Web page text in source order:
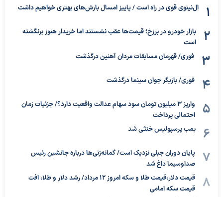
ال‌نینوی قوی در راه است / پاییز امسال بارش‌های بهتری خواهیم داشت
بازار خودرو در برزخ؛ قیمت‌ها عقب نشستند اما خریدار هنوز برنگشته
است
فوری/ قهرمان مسابقات مردان آهنین درگذشت
فوری/ بازیگر جوان سینما درگذشت
واریز ۳ میلیون تومان سود سهام عدالت واقعیت دارد؟/ جزئیات زمان
احتمالی پرداخت
بمب پرسپولیس خنثی شد
پایان دوران جبلی نزدیک است/ گمانه‌زنی‌ها درباره جانشین رئیس
صداوسیما داغ شد
قیمت دلار،قیمت طلا و سکه امروز ۱۲ مرداد/ رشد دلار و طلا، افت
قیمت سکه امامی